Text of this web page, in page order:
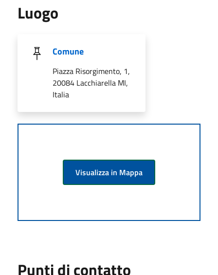
Luogo
Comune
Piazza Risorgimento, 1,
20084 Lacchiarella MI,
Italia
Visualizza in Mappa
Punti di contatto